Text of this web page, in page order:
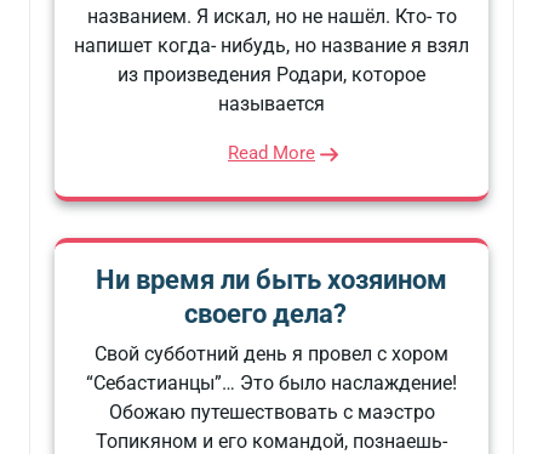
названием. Я искал, но не нашёл. Кто- то
напишет когда- нибудь, но название я взял
из произведения Родари, которое
называется
Read More
Ни время ли быть хозяином
своего дела?
Свой субботний день я провел с хором
“Себастианцы”… Это было наслаждение!
Обожаю путешествовать с маэстро
Топикяном и его командой, познаешь-